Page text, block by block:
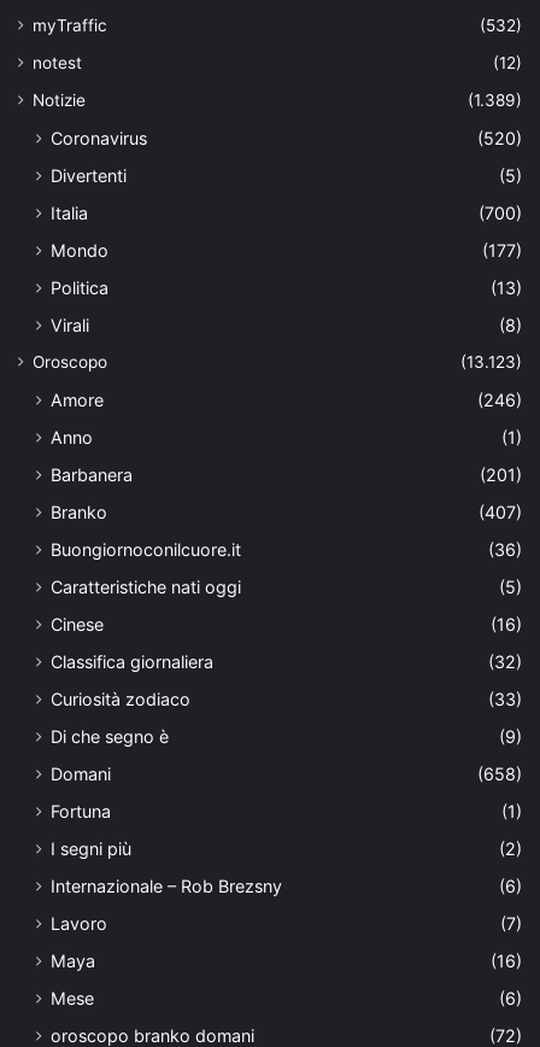
myTraffic
(532)
notest
(12)
Notizie
(1.389)
Coronavirus
(520)
Divertenti
(5)
Italia
(700)
Mondo
(177)
Politica
(13)
Virali
(8)
Oroscopo (13.123)
Amore
(246)
Anno
(1)
Barbanera
(201)
Branko
(407)
Buongiornoconilcuore.it
(36)
Caratteristiche nati oggi
(5)
Cinese
(16)
Classifica giornaliera
(32)
Curiosità zodiaco
(33)
Di che segno è
(9)
Domani
(658)
Fortuna
(1)
I segni più
(2)
Internazionale – Rob Brezsny
(6)
Lavoro
(7)
Maya
(16)
Mese
(6)
oroscopo branko domani
(72)